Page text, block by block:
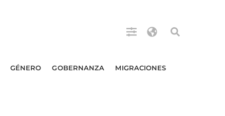
GÉNERO GOBERNANZA MIGRACIONES